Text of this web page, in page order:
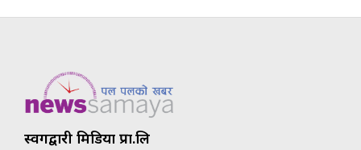
स्वर्गद्वारी मिडिया प्रा.लि